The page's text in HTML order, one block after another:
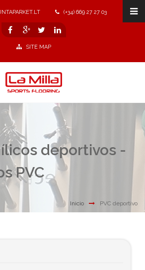
(+34) 669 27 27 03
SITE MAP
deportivos -
PVC
Inicio PVC deportivo